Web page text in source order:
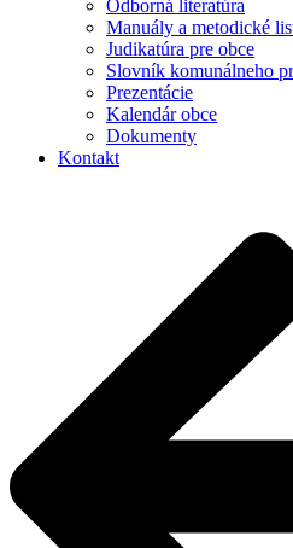
Odborná literatúra
Manuály a metodické
Judikatúra pre obce
Slovník komunálneho
Prezentácie
Kalendár obce
Dokumenty
Kontakt